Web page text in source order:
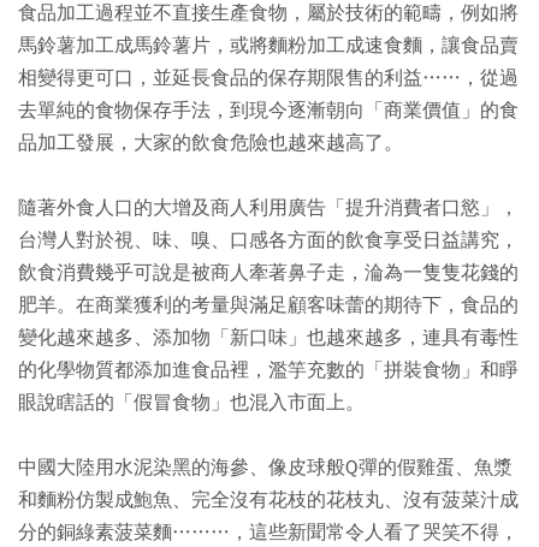
食品加工過程並不直接生產食物，屬於技術的範疇，例如將
馬鈴薯加工成馬鈴薯片，或將麵粉加工成速食麵，讓食品賣
相變得更可口，並延長食品的保存期限售的利益……，從過
去單純的食物保存手法，到現今逐漸朝向「商業價值」的食
品加工發展，大家的飲食危險也越來越高了。
隨著外食人口的大增及商人利用廣告「提升消費者口慾」，
台灣人對於視、味、嗅、口感各方面的飲食享受日益講究，
飲食消費幾乎可說是被商人牽著鼻子走，淪為一隻隻花錢的
肥羊。在商業獲利的考量與滿足顧客味蕾的期待下，食品的
變化越來越多、添加物「新口味」也越來越多，連具有毒性
的化學物質都添加進食品裡，濫竽充數的「拼裝食物」和睜
眼說瞎話的「假冒食物」也混入市面上。
中國大陸用水泥染黑的海參、像皮球般Q彈的假雞蛋、魚漿
和麵粉仿製成鮑魚、完全沒有花枝的花枝丸、沒有菠菜汁成
分的銅綠素菠菜麵………，這些新聞常令人看了哭笑不得，